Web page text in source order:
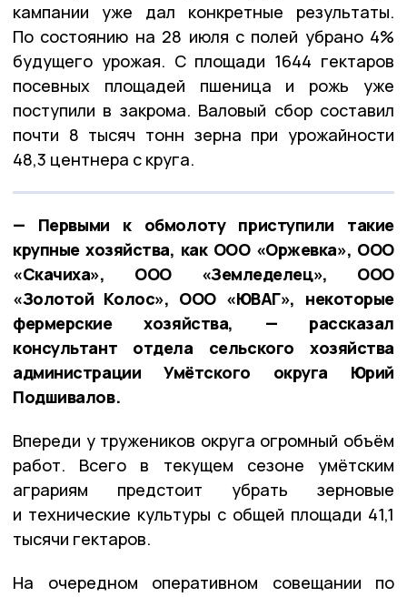
кампании уже дал конкретные результаты.
По состоянию на 28 июля с полей убрано 4%
будущего урожая. С площади 1644 гектаров
посевных площадей пшеница и рожь уже
поступили в закрома. Валовый сбор составил
почти 8 тысяч тонн зерна при урожайности
48,3 центнера с круга.
— Первыми к обмолоту приступили такие
крупные хозяйства, как ООО «Оржевка», ООО
«Скачиха», ООО «Земледелец», ООО
«Золотой Колос», ООО «ЮВАГ», некоторые
фермерские хозяйства, — рассказал
консультант отдела сельского хозяйства
администрации Умётского округа Юрий
Подшивалов.
Впереди у тружеников округа огромный объём
работ. Всего в текущем сезоне умётским
аграриям предстоит убрать зерновые
и технические культуры с общей площади 41,1
тысячи гектаров.
На очередном оперативном совещании по